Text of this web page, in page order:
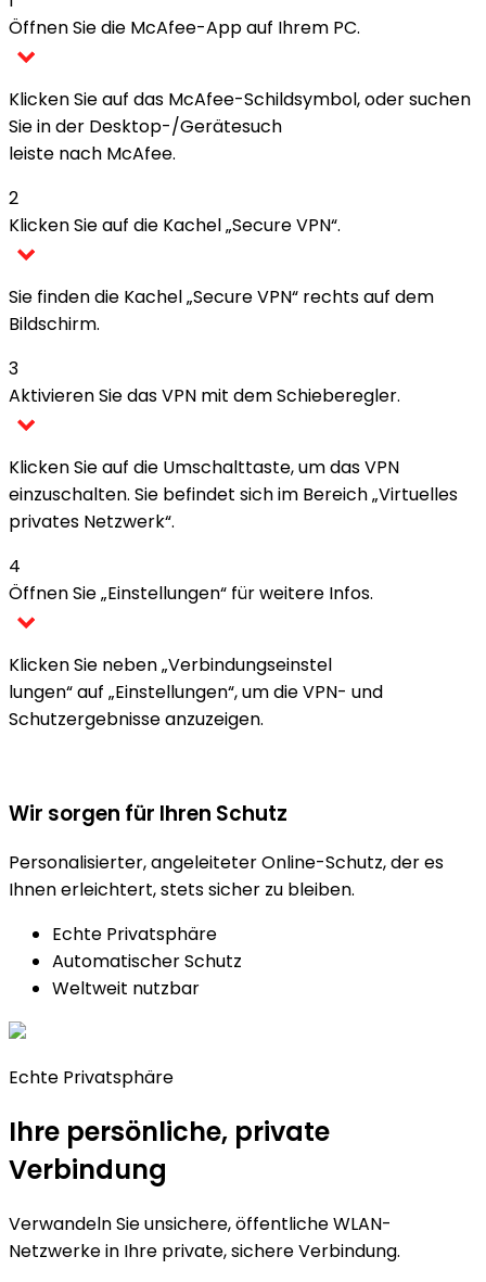
Öffnen Sie die McAfee-App auf Ihrem PC.
Klicken Sie auf das McAfee-Schildsymbol, oder suchen
Sie in der Desktop-/Gerätesuch
leiste nach McAfee.
2
Klicken Sie auf die Kachel „Secure VPN“.
Sie finden die Kachel „Secure VPN“ rechts auf dem
Bildschirm.
3
Aktivieren Sie das VPN mit dem Schieberegler.
Klicken Sie auf die Umschalttaste, um das VPN
einzuschalten. Sie befindet sich im Bereich „Virtuelles
privates Netzwerk“.
4
Öffnen Sie „Einstellungen“ für weitere Infos.
Klicken Sie neben „Verbindungseinstel
lungen“ auf „Einstellungen“, um die VPN- und
Schutzergebnisse anzuzeigen.
Wir sorgen für Ihren Schutz
Personalisierter, angeleiteter Online-Schutz, der es
Ihnen erleichtert, stets sicher zu bleiben.
Echte Privatsphäre
Automatischer Schutz
Weltweit nutzbar
Echte Privatsphäre
Ihre persönliche, private
Verbindung
Verwandeln Sie unsichere, öffentliche WLAN-
Netzwerke in Ihre private, sichere Verbindung.